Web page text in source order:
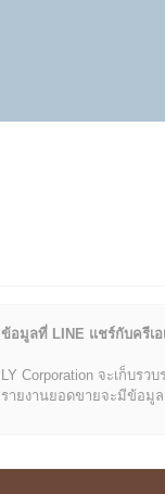
ข้อมูลที่ LINE แชร์กับครีเอ
LY Corporation จะเก็บร
รายงานยอดขายจะมีข้อมู